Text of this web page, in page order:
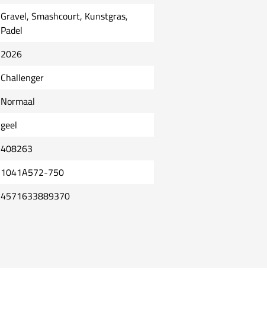
Gravel, Smashcourt, Kunstgras,
Padel
2026
Challenger
Normaal
geel
408263
1041A572-750
4571633889370